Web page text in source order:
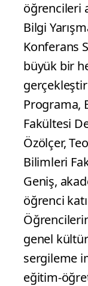
öğrencileri
Bilgi
Konferans
büyük bir
Programa,
Fakültesi
Özölçer,
Bilimleri
Geniş,
öğrenci
genel
sergileme
eğitim-